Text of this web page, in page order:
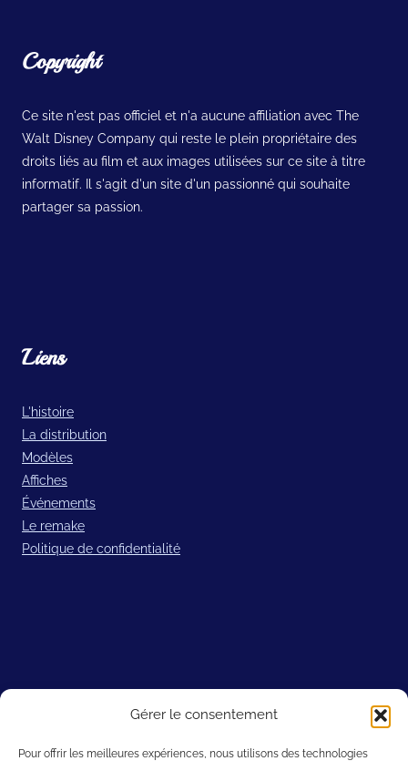
Gérer le consentement
Pour offrir les meilleures expériences, nous utilisons des technologies
Copyright
Ce site n'est pas officiel et n'a aucune affiliation avec The
Walt Disney Company qui reste le plein propriétaire des
droits liés au film et aux images utilisées sur ce site à titre
informatif. Il s'agit d'un site d'un passionné qui souhaite
partager sa passion.
Liens
L'histoire
La distribution
Modèles
Affiches
Événements
Le remake
Politique de confidentialité
Filmic Light – Snow White Archive